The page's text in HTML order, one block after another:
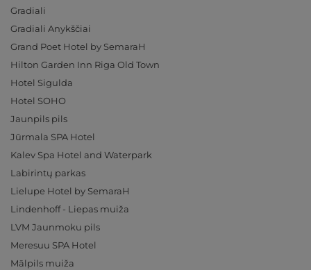
Gradiali
Gradiali Anykščiai
Grand Poet Hotel by SemaraH
Hilton Garden Inn Riga Old Town
Hotel Sigulda
Hotel SOHO
Jaunpils pils
Jūrmala SPA Hotel
Kalev Spa Hotel and Waterpark
Labirintų parkas
Lielupe Hotel by SemaraH
Lindenhoff - Liepas muiža
LVM Jaunmoku pils
Meresuu SPA Hotel
Mālpils muiža